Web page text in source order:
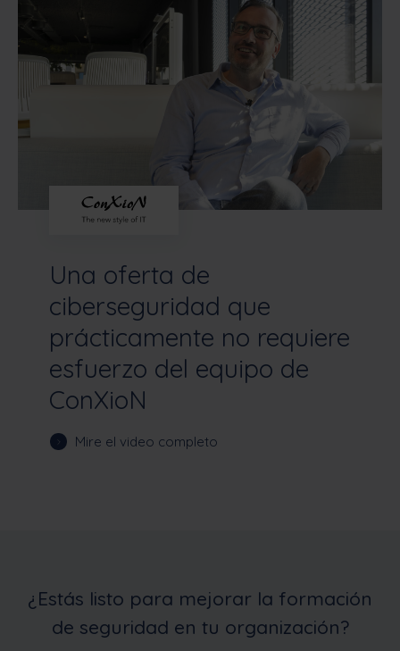
Una oferta de
ciberseguridad que
prácticamente no requiere
esfuerzo del equipo de
ConXioN
Mire el video completo
¿Estás listo para mejorar la formación
de seguridad en tu organización?